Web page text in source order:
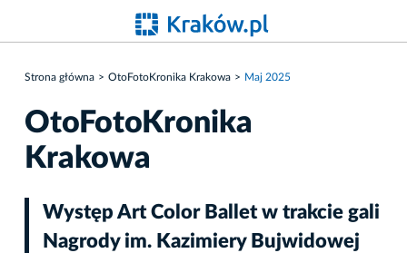
Strona główna OtoFotoKronika Krakowa Maj 2025
OtoFotoKronika
Krakowa
Występ Art Color Ballet w trakcie gali
Nagrody im. Kazimiery Bujwidowej